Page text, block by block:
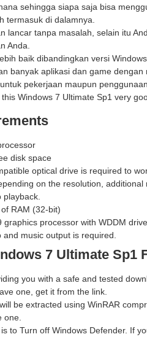
sehingga siapa saja bisa
termasuk di dalamnya.
lancar tanpa masalah, selain itu
Anda.
baik dibandingkan versi
banyak aplikasi dan game dengan
pekerjaan maupun
Windows 7 Ultimate Sp1 very
disk space
optical drive is required to
on the resolution,
RAM (32-bit)
graphics processor with WDDM
and music output is required.
7 Ultimate Sp1
you with a safe and tested
one, get it from the link.
be extracted using WinRAR
one.
to Turn off Windows Defender. If